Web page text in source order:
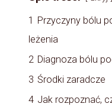
1
Przyczyny bólu
leżenia
2 Diagnoza bólu
3 Środki zaradcze
4 Jak rozpoznać,